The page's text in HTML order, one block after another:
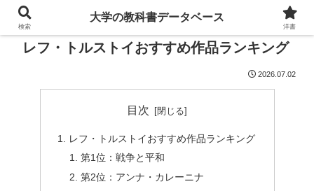
レフ・トルストイおすすめ作品ランキング
2026.07.02
目次
レフ・トルストイおすすめ作品ランキング
第1位：戦争と平和
第2位：アンナ・カレーニナ
検索
大学の教科書データベース
洋書